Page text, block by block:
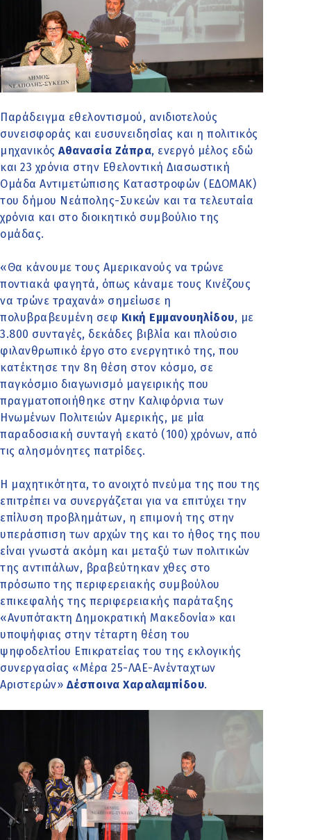
Παράδειγμα εθελοντισμού, ανιδιοτελούς
συνεισφοράς και ευσυνειδησίας και η πολιτικός
μηχανικός Αθανασία Ζάπρα, ενεργό μέλος εδώ
και 23 χρόνια στην Εθελοντική Διασωστική
Ομάδα Αντιμετώπισης Καταστροφών (ΕΔΟΜΑΚ)
του δήμου Νεάπολης-Συκεών και τα τελευταία
χρόνια και στο διοικητικό συμβούλιο της
ομάδας.
«Θα κάνουμε τους Αμερικανούς να τρώνε
ποντιακά φαγητά, όπως κάναμε τους Κινέζους
να τρώνε τραχανά» σημείωσε η
πολυβραβευμένη σεφ Κική Εμμανουηλίδου, με
3.800 συνταγές, δεκάδες βιβλία και πλούσιο
φιλανθρωπικό έργο στο ενεργητικό της, που
κατέκτησε την 8η θέση στον κόσμο, σε
παγκόσμιο διαγωνισμό μαγειρικής που
πραγματοποιήθηκε στην Καλιφόρνια των
Ηνωμένων Πολιτειών Αμερικής, με μία
παραδοσιακή συνταγή εκατό (100) χρόνων, από
τις αλησμόνητες πατρίδες.
Η μαχητικότητα, το ανοιχτό πνεύμα της που της
επιτρέπει να συνεργάζεται για να επιτύχει την
επίλυση προβλημάτων, η επιμονή της στην
υπεράσπιση των αρχών της και το ήθος της που
είναι γνωστά ακόμη και μεταξύ των πολιτικών
της αντιπάλων, βραβεύτηκαν χθες στο
πρόσωπο της περιφερειακής συμβούλου
επικεφαλής της περιφερειακής παράταξης
«Ανυπότακτη Δημοκρατική Μακεδονία» και
υποψήφιας στην τέταρτη θέση του
ψηφοδελτίου Επικρατείας του της εκλογικής
συνεργασίας «Μέρα 25-ΛΑΕ-Ανένταχτων
Αριστερών» Δέσποινα Χαραλαμπίδου.